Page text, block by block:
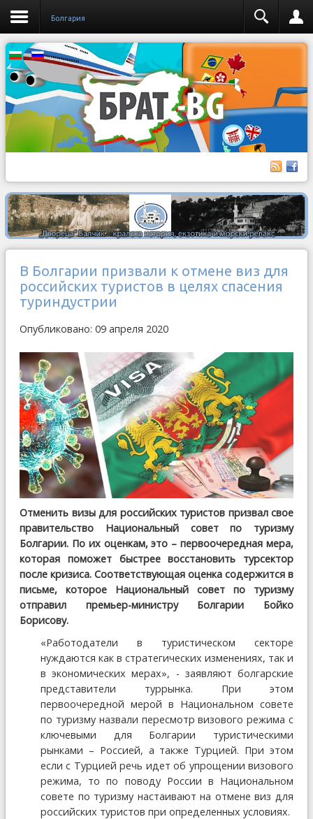
Бoлгария
В Болгарии призвали к отмене виз для
российских туристов в целях спасения
туриндустрии
Опубликовано: 09 апреля 2020
Отменить визы для российских туристов призвал свое
правительство Национальный совет по туризму
Болгарии. По их оценкам, это – первоочередная мера,
которая поможет быстрее восстановить турсектор
после кризиса. Соответствующая оценка содержится в
письме, которое Национальный совет по туризму
отправил премьер-министру Болгарии Бойко
Борисову.
«Работодатели в туристическом секторе
нуждаются как в стратегических изменениях, так и
в экономических мерах», - заявляют болгарские
представители туррынка. При этом
первоочередной мерой в Национальном совете
по туризму назвали пересмотр визового режима с
ключевыми для Болгарии туристическими
рынками – Россией, а также Турцией. При этом
если с Турцией речь идет об упрощении визового
режима, то по поводу России в Национальном
совете по туризму настаивают на отмене виз для
российских туристов при определенных условиях.